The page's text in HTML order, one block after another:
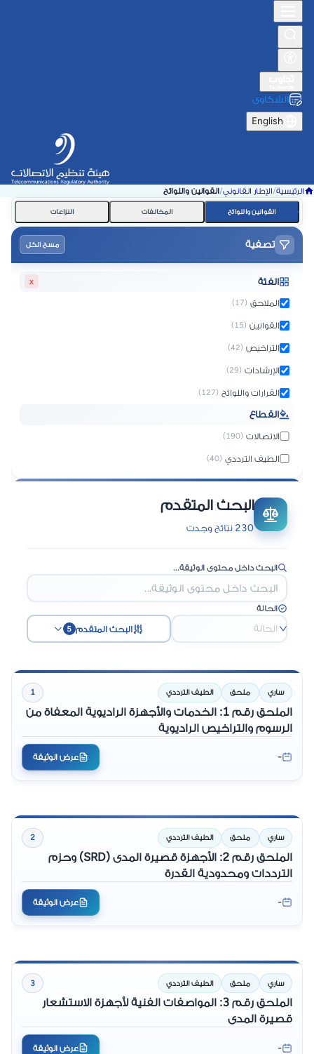
الشكاوى
English
الرئيسية/الإطار القانوني/القوانين واللوائح
القوانين واللوائح المخالفات النزاعات
تصفية مسح الكل
الفئة x
الملاحق (17)
القوانين (15)
التراخيص (42)
الإرشادات (29)
القرارات واللوائح (127)
القطاع
الاتصالات (190)
الطيف الترددي (40)
البحث المتقدم
230 نتائج وجدت
الحالة
الحالة
البحث داخل محتوى الوثيقة...
البحث المتقدم 5
ساري ملحق الطيف الترددي 1
الملحق رقم 1: الخدمات والأجهزة الراديوية المعفاة من
الرسوم والتراخيص الراديوية
- عرض الوثيقة
ساري ملحق الطيف الترددي 2
الملحق رقم 2: الأجهزة قصيرة المدى (SRD) وحزم
الترددات ومحدودية القدرة
- عرض الوثيقة
ساري ملحق الطيف الترددي 3
الملحق رقم 3: المواصفات الفنية لأجهزة الاستشعار
قصيرة المدى
- عرض الوثيقة